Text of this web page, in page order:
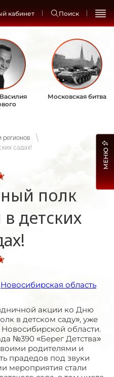
кабинет Поиск
Московская битва
регионов
садах!
полк
детских
Новосибирская область
акции ко Дню
в детском саду», уже
области.
№390 «Берег Детства»
родителями и
прадедов под звуки
мероприятия стали
МЕНЮ